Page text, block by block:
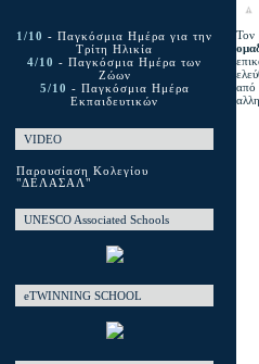
1/10 - Παγκόσμια Ημέρα για την
Τρίτη Ηλικία
4/10 - Παγκόσμια Ημέρα των
Ζώων
5/10 - Παγκόσμια Ημέρα
Εκπαιδευτικών
VIDEO
Παρουσίαση Κολεγίου
"ΔΕΛΑΣΑΛ"
UNESCO Associated Schools
eTWINNING SCHOOL
Τον
από